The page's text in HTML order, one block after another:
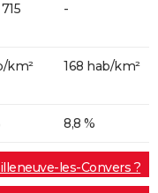
-
km² 168 hab/km²
8,8 %
les-Convers ?